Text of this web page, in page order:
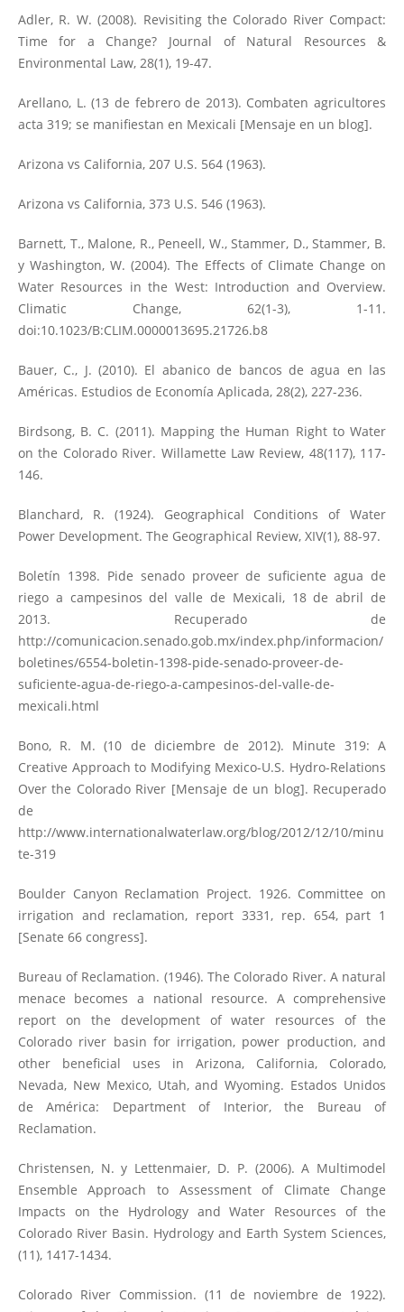
Adler, R. W. (2008). Revisiting the Colorado River Compact:
Time for a Change? Journal of Natural Resources &
Environmental Law, 28(1), 19-47.
Arellano, L. (13 de febrero de 2013). Combaten agricultores
acta 319; se manifiestan en Mexicali [Mensaje en un blog].
Arizona vs California, 207 U.S. 564 (1963).
Arizona vs California, 373 U.S. 546 (1963).
Barnett, T., Malone, R., Peneell, W., Stammer, D., Stammer, B.
y Washington, W. (2004). The Effects of Climate Change on
Water Resources in the West: Introduction and Overview.
Climatic Change, 62(1-3), 1-11.
doi:10.1023/B:CLIM.0000013695.21726.b8
Bauer, C., J. (2010). El abanico de bancos de agua en las
Américas. Estudios de Economía Aplicada, 28(2), 227-236.
Birdsong, B. C. (2011). Mapping the Human Right to Water
on the Colorado River. Willamette Law Review, 48(117), 117-
146.
Blanchard, R. (1924). Geographical Conditions of Water
Power Development. The Geographical Review, XIV(1), 88-97.
Boletín 1398. Pide senado proveer de suficiente agua de
riego a campesinos del valle de Mexicali, 18 de abril de
2013. Recuperado de
http://comunicacion.senado.gob.mx/index.php/informacion/
boletines/6554-boletin-1398-pide-senado-proveer-de-
suficiente-agua-de-riego-a-campesinos-del-valle-de-
mexicali.html
Bono, R. M. (10 de diciembre de 2012). Minute 319: A
Creative Approach to Modifying Mexico-U.S. Hydro-Relations
Over the Colorado River [Mensaje de un blog]. Recuperado
de
http://www.internationalwaterlaw.org/blog/2012/12/10/minu
te-319
Boulder Canyon Reclamation Project. 1926. Committee on
irrigation and reclamation, report 3331, rep. 654, part 1
[Senate 66 congress].
Bureau of Reclamation. (1946). The Colorado River. A natural
menace becomes a national resource. A comprehensive
report on the development of water resources of the
Colorado river basin for irrigation, power production, and
other beneficial uses in Arizona, California, Colorado,
Nevada, New Mexico, Utah, and Wyoming. Estados Unidos
de América: Department of Interior, the Bureau of
Reclamation.
Christensen, N. y Lettenmaier, D. P. (2006). A Multimodel
Ensemble Approach to Assessment of Climate Change
Impacts on the Hydrology and Water Resources of the
Colorado River Basin. Hydrology and Earth System Sciences,
(11), 1417-1434.
Colorado River Commission. (11 de noviembre de 1922).